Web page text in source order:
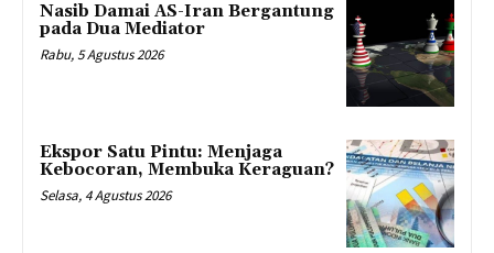
Nasib Damai AS-Iran Bergantung
pada Dua Mediator
Rabu, 5 Agustus 2026
Ekspor Satu Pintu: Menjaga
Kebocoran, Membuka Keraguan?
Selasa, 4 Agustus 2026